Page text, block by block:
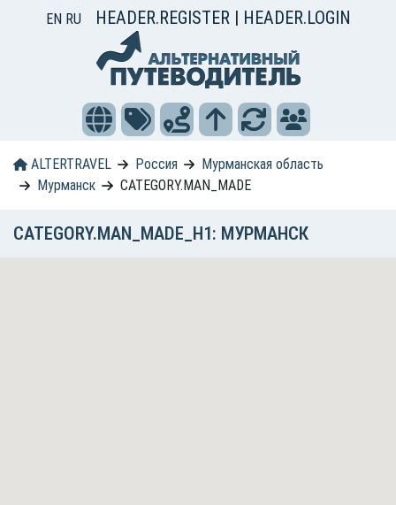
EN RU HEADER.REGISTER | HEADER.LOGIN
ALTERTRAVEL Россия
Мурманская область
Мурманск
CATEGORY.MAN_MADE
CATEGORY.MAN_MADE_H1: МУРМАНСК